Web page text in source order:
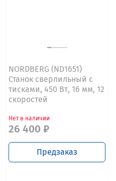
NORDBERG (ND1651)
Станок сверлильный с
тисками, 450 Вт, 16 мм, 12
скоростей
Нет в наличии
26 400 ₽
Предзаказ